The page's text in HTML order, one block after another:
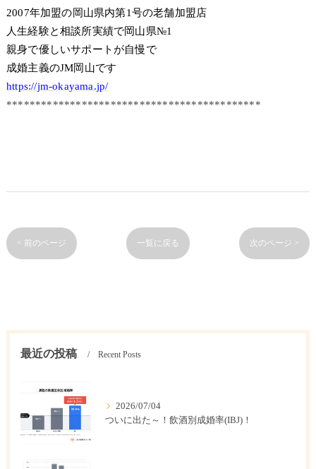
2007年加盟の岡山県内第1号の老舗加盟店
人生経験と相談所実績で岡山県№1
親身で優しいサポートが自慢で
成婚主義のJM岡山です
https://jm-okayama.jp/
********************************************
< 前のページ 一覧に戻る 次のページ >
最近の投稿 Recent Posts
2026/07/04
ついに出た～！飲酒別成婚率(IBJ)！